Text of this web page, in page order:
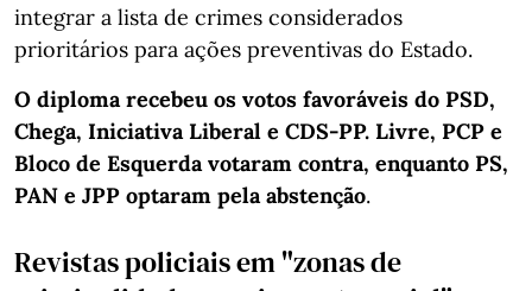
integrar a lista de crimes considerados
prioritários para ações preventivas do Estado.
O diploma recebeu os votos favoráveis do PSD,
Chega, Iniciativa Liberal e CDS-PP. Livre, PCP e
Bloco de Esquerda votaram contra, enquanto PS,
PAN e JPP optaram pela abstenção.
Revistas policiais em "zonas de